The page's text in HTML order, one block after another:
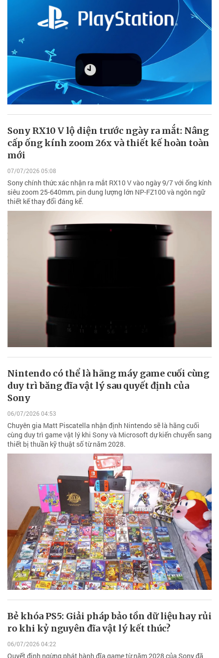
Sony RX10 V lộ diện trước ngày ra mắt: Nâng
cấp ống kính zoom 26x và thiết kế hoàn toàn
mới
07/07/2026 05:08
Sony chính thức xác nhận ra mắt RX10 V vào ngày 9/7 với ống kính
siêu zoom 25-640mm, pin dung lượng lớn NP-FZ100 và ngôn ngữ
thiết kế thay đổi đáng kể.
Nintendo có thể là hãng máy game cuối cùng
duy trì băng đĩa vật lý sau quyết định của
Sony
06/07/2026 04:53
Chuyên gia Matt Piscatella nhận định Nintendo sẽ là hãng cuối
cùng duy trì game vật lý khi Sony và Microsoft dự kiến chuyển sang
thiết bị thuần kỹ thuật số từ năm 2028.
Bẻ khóa PS5: Giải pháp bảo tồn dữ liệu hay rủi
ro khi kỷ nguyên đĩa vật lý kết thúc?
06/07/2026 04:22
Quyết định ngừng phát hành đĩa game từ năm 2028 của Sony đã